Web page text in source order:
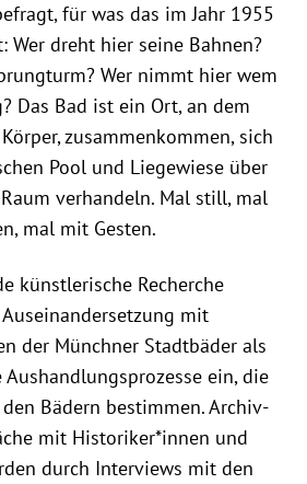
für was das im Jahr 1955
Wer dreht hier seine Bahnen?
Wer nimmt hier wem
Das Bad ist ein Ort, an dem
zusammenkommen, sich
Pool und Liegewiese über
verhandeln. Mal still, mal
mal mit Gesten.
künstlerische Recherche
mit
der Münchner Stadtbäder als
ein, die
Bädern bestimmen. Archiv-
mit Historiker*innen und
durch Interviews mit den